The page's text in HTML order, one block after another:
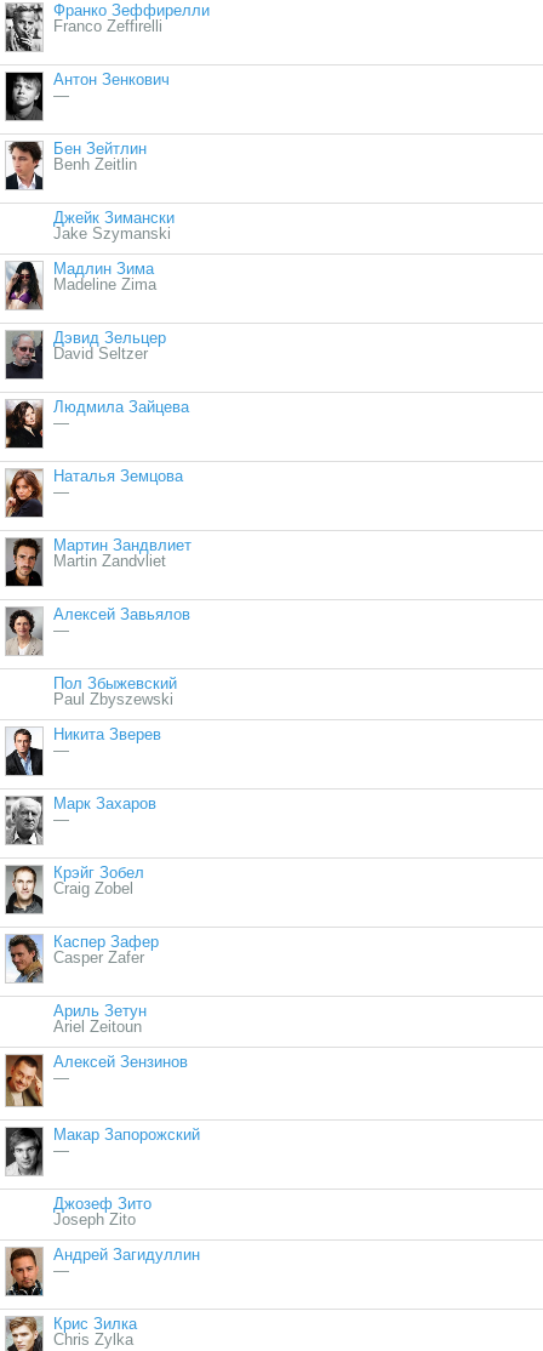
Франко Зеффирелли
Franco Zeffirelli
Антон Зенкович
—
Бен Зейтлин
Benh Zeitlin
Джейк Зимански
Jake Szymanski
Мадлин Зима
Madeline Zima
Дэвид Зельцер
David Seltzer
Людмила Зайцева
—
Наталья Земцова
—
Мартин Зандвлиет
Martin Zandvliet
Алексей Завьялов
—
Пол Збыжевский
Paul Zbyszewski
Никита Зверев
—
Марк Захаров
—
Крэйг Зобел
Craig Zobel
Каспер Зафер
Casper Zafer
Ариль Зетун
Ariel Zeitoun
Алексей Зензинов
—
Макар Запорожский
—
Джозеф Зито
Joseph Zito
Андрей Загидуллин
—
Крис Зилка
Chris Zylka